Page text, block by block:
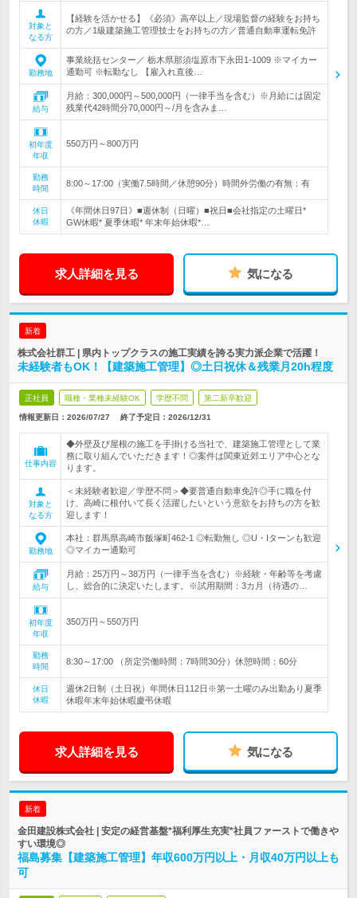
対象と
なる方
【経験を活かせる】《必須》高卒以上／現場監督の経験をお持ち
の方／1級建築施工管理技士をお持ちの方／普通自動車運転免許
勤務地
事業統括センター／ 栃木県那須塩原市下永田1-1009 ※マイカー
通勤可 ※転勤なし 【雇入れ直後…
給与
月給：300,000円～500,000円（一律手当を含む）※月給には固定
残業代42時間分70,000円～/月を含みま…
初年度
年収
550万円～800万円
勤務
時間
8:00～17:00（実働7.5時間／休憩90分）時間外労働の有無：有
休日
休暇
《年間休日97日》■週休制（日曜）■祝日■会社指定の土曜日*
GW休暇* 夏季休暇* 年末年始休暇*…
求人詳細を見る 気になる
新着
株式会社群工 | 県内トップクラスの施工実績を誇る実力派企業で活躍！
未経験者もOK！【建築施工管理】◎土日祝休＆残業月20h程度
正社員 職種・業種未経験OK 学歴不問 第二新卒歓迎
情報更新日：2026/07/27 終了予定日： 2026/12/31
仕事内容
◆外壁及び屋根の施工を手掛ける当社で、建築施工管理として業
務に取り組んでいただきます！◎案件は関東近郊エリア中心とな
ります。
対象と
なる方
＜未経験者歓迎／学歴不問＞◆要普通自動車免許◎手に職を付
け、高崎に根付いて長く活躍したいという意欲をお持ちの方を歓
迎します！
勤務地
本社：群馬県高崎市飯塚町462-1 ◎転勤無し ◎U・Iターンも歓迎
◎マイカー通勤可
給与
月給：25万円～38万円（一律手当を含む）※経験・年齢等を考慮
し、総合的に決定いたします。※試用期間：3カ月（待遇の…
初年度
年収
350万円～550万円
勤務
時間
8:30～17:00 （所定労働時間：7時間30分）休憩時間：60分
休日
休暇
週休2日制（土日祝）年間休日112日※第一土曜のみ出勤あり夏季
休暇年末年始休暇慶弔休暇
求人詳細を見る 気になる
新着
金田建設株式会社 | 安定の経営基盤*福利厚生充実*社員ファーストで働きや
すい環境◎
福島募集【建築施工管理】年収600万円以上・月収40万円以上も
可